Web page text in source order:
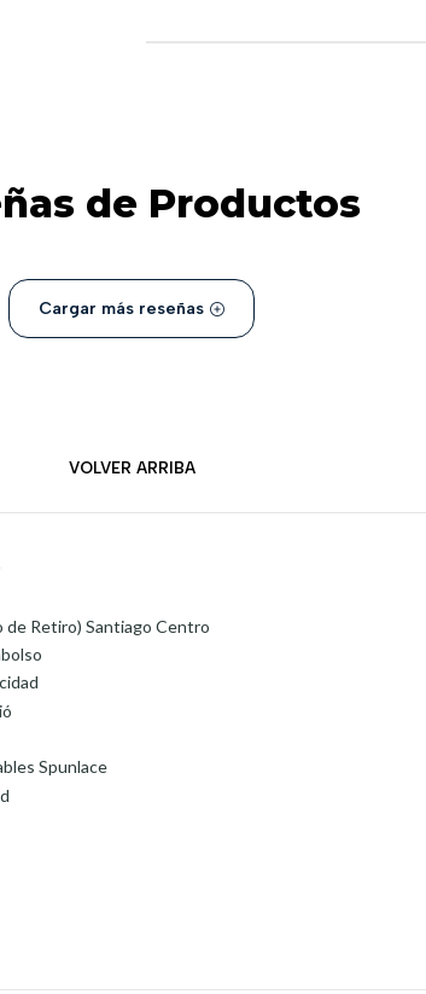
de Productos
Cargar más reseñas
VOLVER ARRIBA
de Retiro) Santiago Centro
Spunlace